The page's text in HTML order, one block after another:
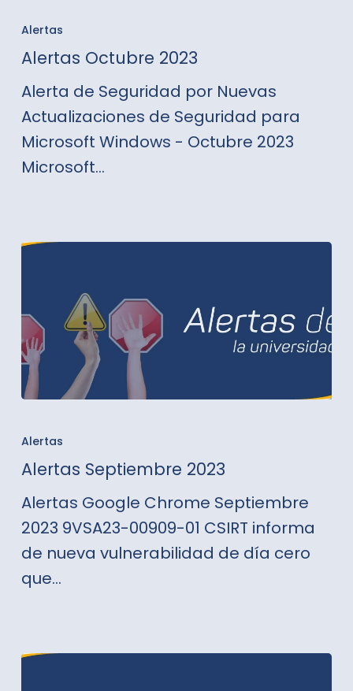
Octubre
2023
Alertas
Alertas Octubre 2023
Alerta de Seguridad por Nuevas
Actualizaciones de Seguridad para
Microsoft Windows - Octubre 2023
Microsoft…
Septiembre
2023
Alertas
Alertas Septiembre 2023
Alertas Google Chrome Septiembre
2023 9VSA23-00909-01 CSIRT informa
de nueva vulnerabilidad de día cero
que…